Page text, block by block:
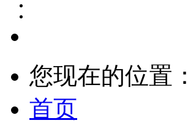
您现在的位置：
首页